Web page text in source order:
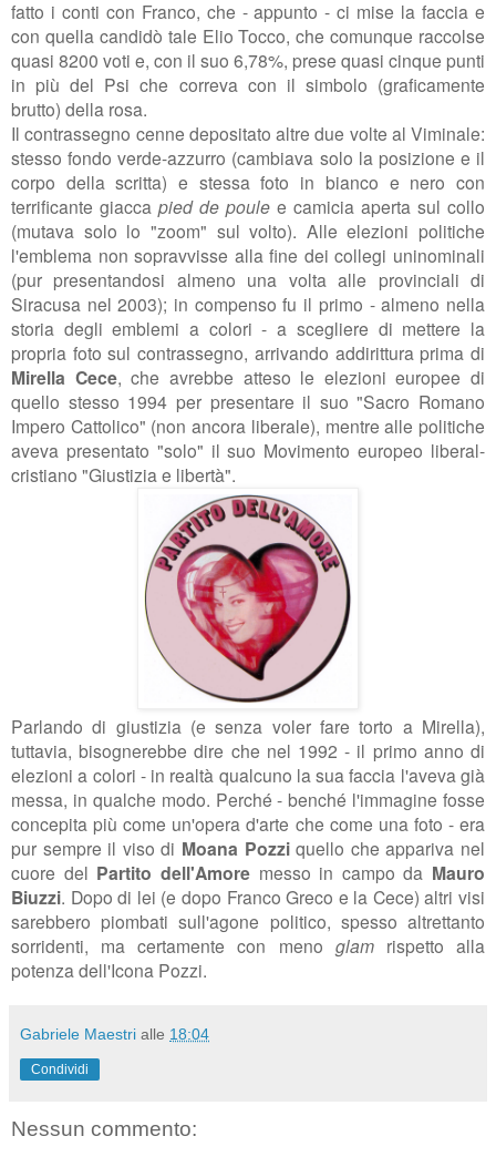
fatto i conti con Franco, che - appunto - ci mise la faccia e
con quella candidò tale Elio Tocco, che comunque raccolse
quasi 8200 voti e, con il suo 6,78%, prese quasi cinque punti
in più del Psi che correva con il simbolo (graficamente
brutto) della rosa.
Il contrassegno cenne depositato altre due volte al Viminale:
stesso fondo verde-azzurro (cambiava solo la posizione e il
corpo della scritta) e stessa foto in bianco e nero con
terrificante giacca pied de poule e camicia aperta sul collo
(mutava solo lo "zoom" sul volto). Alle elezioni politiche
l'emblema non sopravvisse alla fine dei collegi uninominali
(pur presentandosi almeno una volta alle provinciali di
Siracusa nel 2003); in compenso fu il primo - almeno nella
storia degli emblemi a colori - a scegliere di mettere la
propria foto sul contrassegno, arrivando addirittura prima di
Mirella Cece, che avrebbe atteso le elezioni europee di
quello stesso 1994 per presentare il suo "Sacro Romano
Impero Cattolico" (non ancora liberale), mentre alle politiche
aveva presentato "solo" il suo Movimento europeo liberal-
cristiano "Giustizia e libertà".
Parlando di giustizia (e senza voler fare torto a Mirella),
tuttavia, bisognerebbe dire che nel 1992 - il primo anno di
elezioni a colori - in realtà qualcuno la sua faccia l'aveva già
messa, in qualche modo. Perché - benché l'immagine fosse
concepita più come un'opera d'arte che come una foto - era
pur sempre il viso di Moana Pozziquello che appariva nel
cuore del Partito dell'Amore messo in campo da Mauro
Biuzzi. Dopo di lei (e dopo Franco Greco e la Cece) altri visi
sarebbero piombati sull'agone politico, spesso altrettanto
sorridenti, ma certamente con meno glamrispetto alla
potenza dell'Icona Pozzi.
Gabriele Maestri alle 18:04
Condividi
Nessun commento: